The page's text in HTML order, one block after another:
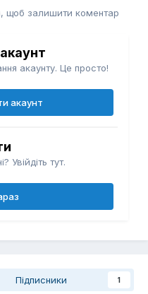
щоб залишити коментар
акаунту. Це просто!
акаунт
Увійдіть тут.
Підписники 1